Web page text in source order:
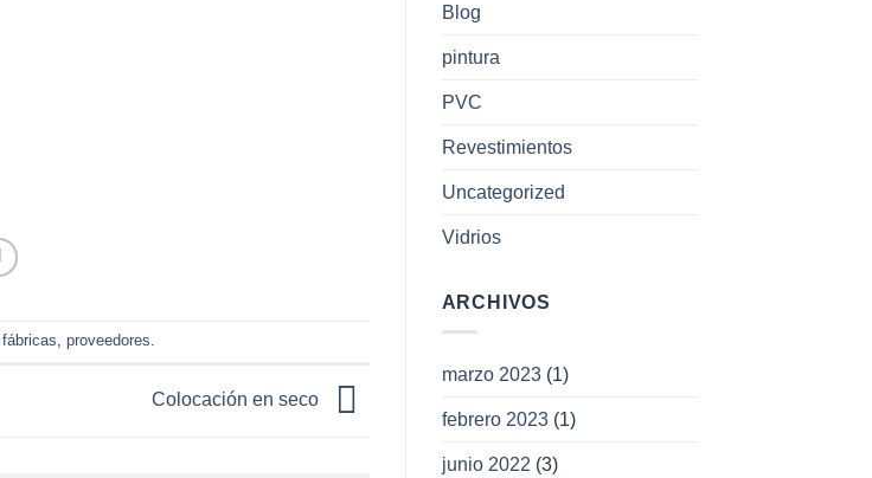
fábricas, proveedores.
Colocación en seco
Blog
pintura
PVC
Revestimientos
Uncategorized
Vidrios
ARCHIVOS
marzo 2023(1)
febrero 2023(1)
junio 2022 (3)